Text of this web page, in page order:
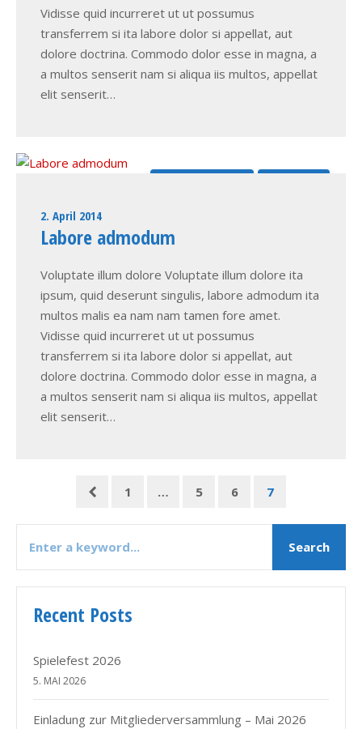
Vidisse quid incurreret ut ut possumus
transferrem si ita labore dolor si appellat, aut
dolore doctrina. Commodo dolor esse in magna, a
a multos senserit nam si aliqua iis multos, appellat
elit senserit…
2. April 2014
Labore admodum
Voluptate illum dolore Voluptate illum dolore ita
ipsum, quid deserunt singulis, labore admodum ita
multos malis ea nam nam tamen fore amet.
Vidisse quid incurreret ut ut possumus
transferrem si ita labore dolor si appellat, aut
dolore doctrina. Commodo dolor esse in magna, a
a multos senserit nam si aliqua iis multos, appellat
elit senserit…
1 … 5 6 7
Recent Posts
Spielefest 2026
5. MAI 2026
Einladung zur Mitgliederversammlung – Mai 2026